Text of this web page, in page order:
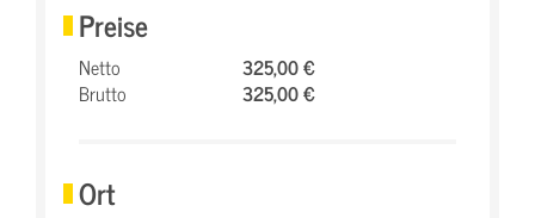
Preise
Netto
325,00 €
Brutto
325,00 €
Ort